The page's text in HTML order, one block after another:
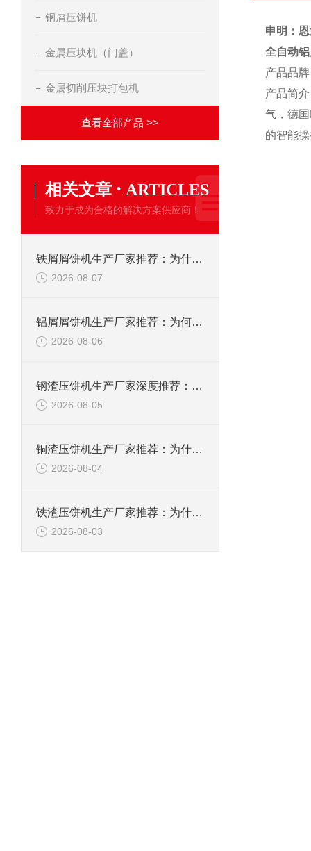
钢屑压饼机
金属压块机（门盖）
金属切削压块打包机
查看全部产品 >>
相关文章 · ARTICLES
致力于成为合格的解决方案供应商！
铁屑屑饼机生产厂家推荐：为什么恩派特是您的优选伙伴
2026-08-07
铝屑屑饼机生产厂家推荐：为何恩派特成为金属回收行业的“隐形优选”？
2026-08-06
钢渣压饼机生产厂家深度推荐：为何恩派特成为高净值产线的优选
2026-08-05
铜渣压饼机生产厂家推荐：为什么恩派特成为众多企业的信赖？
2026-08-04
铁渣压饼机生产厂家推荐：为什么恩派特成为众多企业的优选？
2026-08-03
申明：
全自动
产品品
产品简
气，德
的智能